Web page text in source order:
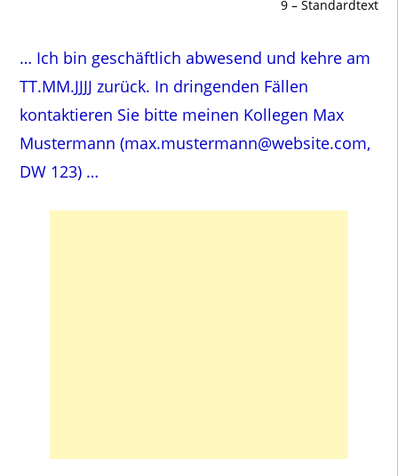
9 – Standardtext
… Ich bin geschäftlich abwesend und kehre am
TT.MM.JJJJ zurück. In dringenden Fällen
kontaktieren Sie bitte meinen Kollegen Max
Mustermann (max.mustermann@website.com,
DW 123) …